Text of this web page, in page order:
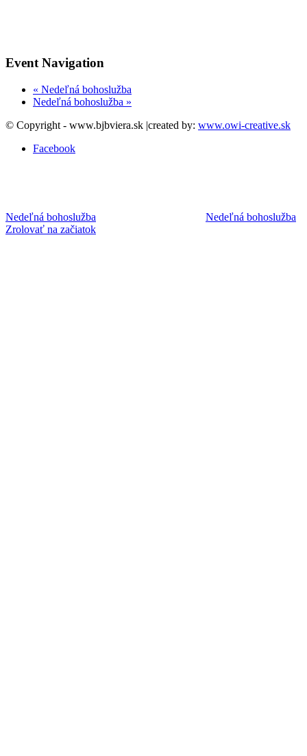
Event Navigation
« Nedeľná bohoslužba
Nedeľná bohoslužba »
© Copyright - www.bjbviera.sk |created by: www.owi-creative.sk
Facebook
Nedeľná bohoslužba
Nedeľná bohoslužba
Zrolovať na začiatok